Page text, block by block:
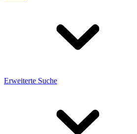
Erweiterte Suche